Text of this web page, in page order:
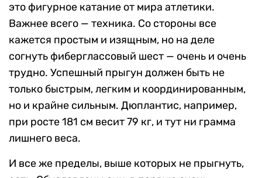
это фигурное катание от мира атлетики.
Важнее всего — техника. Со стороны все
кажется простым и изящным, но на деле
согнуть фиберглассовый шест — очень и очень
трудно. Успешный прыгун должен быть не
только быстрым, легким и координированным,
но и крайне сильным. Дюплантис, например,
при росте 181 см весит 79 кг, и тут ни грамма
лишнего веса.
И все же пределы, выше которых не прыгнуть,